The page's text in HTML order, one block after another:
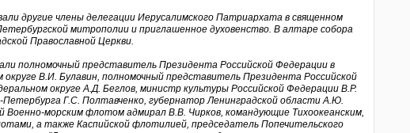
другие члены делегации Иерусалимского Патриархата в священном
митрополии и приглашенное духовенство. В алтаре собора
Православной Церкви.
полномочный представитель Президента Российской Федерации в
В.И. Булавин, полномочный представитель Президента Российской
округе А.Д. Беглов, министр культуры Российской Федерации В.Р.
Г.С. Полтавченко, губернатор Ленинградской области А.Ю.
Военно-морским флотом адмирал В.В. Чирков, командующие Тихоокеанским,
а также Каспийской флотилией, председатель Попечительского